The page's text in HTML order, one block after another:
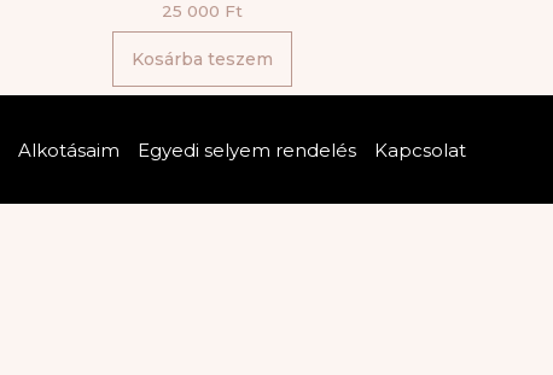
25 000 Ft
Kosárba teszem
Alkotásaim Egyedi selyem rendelés Kapcsolat